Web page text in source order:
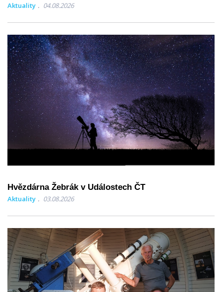
Aktuality 04.08.2026
Hvězdárna Žebrák v Událostech ČT
Aktuality 03.08.2026